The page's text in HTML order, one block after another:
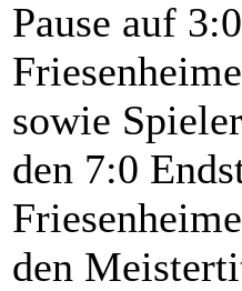
Pause auf
sowie
den 7:0
den